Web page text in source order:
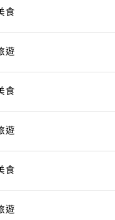
食
遊
食
遊
食
遊